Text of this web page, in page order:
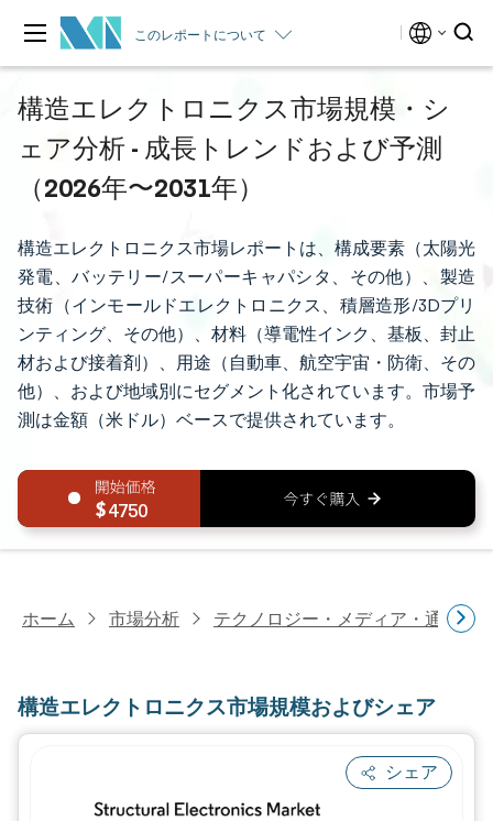
このレポートについて
構造エレクトロニクス市場規模・シ
ェア分析 - 成長トレンドおよび予測
（2026年〜2031年）
構造エレクトロニクス市場レポートは、構成要素（太陽光
発電、バッテリー/スーパーキャパシタ、その他）、製造
技術（インモールドエレクトロニクス、積層造形/3Dプリ
ンティング、その他）、材料（導電性インク、基板、封止
材および接着剤）、用途（自動車、航空宇宙・防衛、その
他）、および地域別にセグメント化されています。市場予
測は金額（米ドル）ベースで提供されています。
4750
ホーム 市場分析 テクノロジー・メディア・通信研
構造エレクトロニクス市場規模およびシェア
シェア